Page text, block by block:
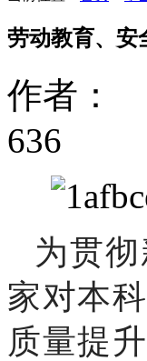
劳动教育、安
作者：
636
为贯
家对本
质量提